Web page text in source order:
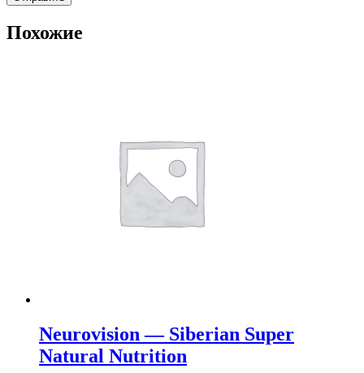
Похожие
Neurovision — Siberian Super
Natural Nutrition